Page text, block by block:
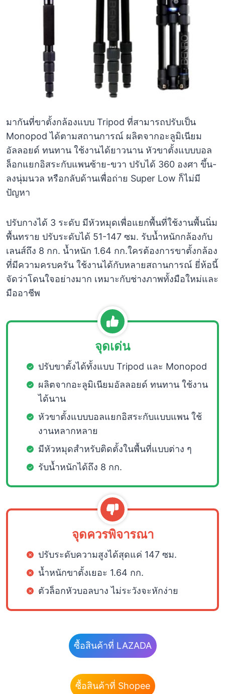
มากันที่ขาตั้งกล้องแบบ Tripod ที่สามารถปรับเป็น
Monopod ได้ตามสถานการณ์ ผลิตจากอะลูมิเนียม
อัลลอยด์ ทนทาน ใช้งานได้ยาวนาน หัวขาตั้งแบบบอล
ล็อกแยกอิสระกับแพนซ้าย-ขวา ปรับได้ 360 องศา ขึ้น-
ลงนุ่มนวล หรือกลับด้านเพื่อถ่าย Super Low ก็ไม่มี
ปัญหา
ปรับกางได้ 3 ระดับ มีหัวหมุดเพื่อแยกพื้นที่ใช้งานพื้นนิ่ม
พื้นทราย ปรับระดับได้ 51-147 ซม. รับน้ำหนักกล้องกับ
เลนส์ถึง 8 กก. น้ำหนัก 1.64 กก.ใครต้องการขาตั้งกล้อง
ที่มีความครบครัน ใช้งานได้กับหลายสถานการณ์ ยี่ห้อนี้
จัดว่าโดนใจอย่างมาก เหมาะกับช่างภาพทั้งมือใหม่และ
มืออาชีพ
จุดเด่น
ปรับขาตั้งได้ทั้งแบบ Tripod และ Monopod
ผลิตจากอะลูมิเนียมอัลลอยด์ ทนทาน ใช้งาน
ได้นาน
หัวขาตั้งแบบบอลแยกอิสระกับแบบแพน ใช้
งานหลากหลาย
มีหัวหมุดสำหรับติดตั้งในพื้นที่แบบต่าง ๆ
รับน้ำหนักได้ถึง 8 กก.
จุดควรพิจารณา
ปรับระดับความสูงได้สุดแค่ 147 ซม.
น้ำหนักขาตั้งเยอะ 1.64 กก.
ตัวล็อกหัวบอลบาง ไม่ระวังจะหักง่าย
ซื้อสินค้าที่ LAZADA
ซื้อสินค้าที่ Shopee